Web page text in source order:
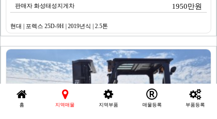
판매자 화성태성지게차 1950만원
현대 | 포렉스 25D-9H | 2019년식 | 2.5톤
홈 지역매물 지역부품 매물등록 부품등록